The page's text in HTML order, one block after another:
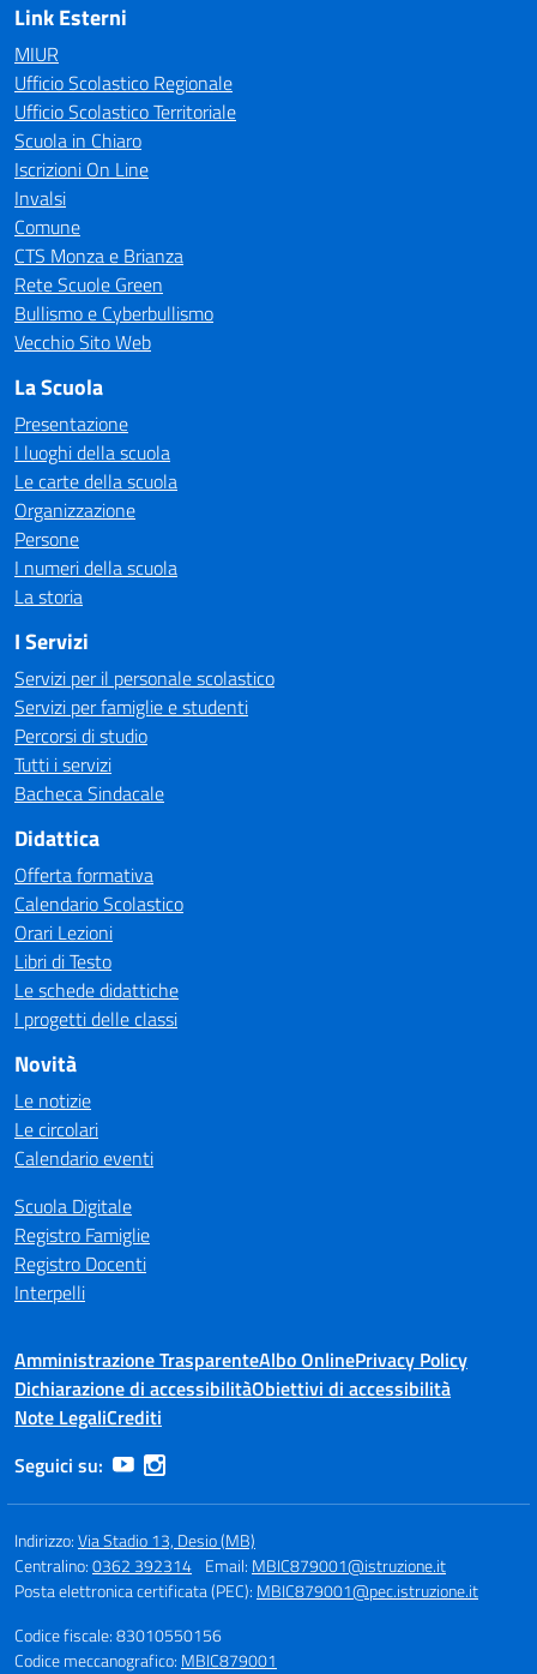
Link Esterni
MIUR
Ufficio Scolastico Regionale
Ufficio Scolastico Territoriale
Scuola in Chiaro
Iscrizioni On Line
Invalsi
Comune
CTS Monza e Brianza
Rete Scuole Green
Bullismo e Cyberbullismo
Vecchio Sito Web
La Scuola
Presentazione
I luoghi della scuola
Le carte della scuola
Organizzazione
Persone
I numeri della scuola
La storia
I Servizi
Servizi per il personale scolastico
Servizi per famiglie e studenti
Percorsi di studio
Tutti i servizi
Bacheca Sindacale
Didattica
Offerta formativa
Calendario Scolastico
Orari Lezioni
Libri di Testo
Le schede didattiche
I progetti delle classi
Novità
Le notizie
Le circolari
Calendario eventi
Scuola Digitale
Registro Famiglie
Registro Docenti
Interpelli
Amministrazione TrasparenteAlbo OnlinePrivacy Policy
Dichiarazione di accessibilitàObiettivi di accessibilità
Note LegaliCrediti
Seguici su:
Indirizzo:Via Stadio 13, Desio (MB)
Centralino:0362 392314 Email: MBIC879001@istruzione.it
Posta elettronica certificata (PEC): MBIC879001@pec.istruzione.it
Codice fiscale: 83010550156
Codice meccanografico: MBIC879001